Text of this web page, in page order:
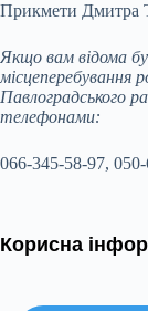
Прикмети Дмитра
Якщо вам відома
місцеперебування
Павлоградського
телефонами:
066-345-58-97,
Корисна